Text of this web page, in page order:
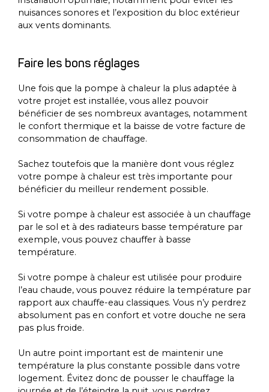
nuisances sonores et l’exposition du bloc extérieur
aux vents dominants.
Faire les bons réglages
Une fois que la pompe à chaleur la plus adaptée à
votre projet est installée, vous allez pouvoir
bénéficier de ses nombreux avantages, notamment
le confort thermique et la baisse de votre facture de
consommation de chauffage.
Sachez toutefois que la manière dont vous réglez
votre pompe à chaleur est très importante pour
bénéficier du meilleur rendement possible.
Si votre pompe à chaleur est associée à un chauffage
par le sol et à des radiateurs basse température par
exemple, vous pouvez chauffer à basse
température.
Si votre pompe à chaleur est utilisée pour produire
l’eau chaude, vous pouvez réduire la température par
rapport aux chauffe-eau classiques. Vous n’y perdrez
absolument pas en confort et votre douche ne sera
pas plus froide.
Un autre point important est de maintenir une
température la plus constante possible dans votre
logement. Évitez donc de pousser le chauffage la